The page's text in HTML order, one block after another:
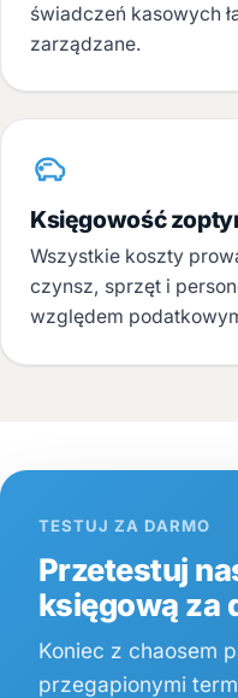
świadczeń kasowych
zarządzane.
Księgowość
Wszystkie koszty
czynsz, sprzęt i
względem
TESTUJ ZA DARMO
Przetestuj
księgową za
Koniec z chaosem
przegapionymi